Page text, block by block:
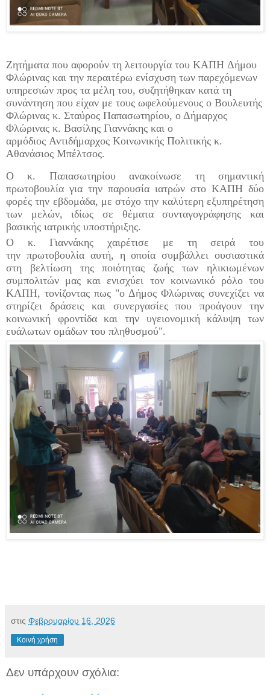
Ζητήματα που αφορούν τη λειτουργία του ΚΑΠΗ Δήμου
Φλώρινας και την περαιτέρω ενίσχυση των παρεχόμενων
υπηρεσιών προς τα μέλη του, συζητήθηκαν κατά τη
συνάντηση που είχαν με τους ωφελούμενους ο Βουλευτής
Φλώρινας κ. Σταύρος Παπασωτηρίου, ο Δήμαρχος
Φλώρινας κ. Βασίλης Γιαννάκης και ο
αρμόδιος Αντιδήμαρχος Κοινωνικής Πολιτικής κ.
Αθανάσιος Μπέλτσος.
Ο κ. Παπασωτηρίουανακοίνωσε τη σημαντική
πρωτοβουλία για την παρουσία ιατρών στο ΚΑΠΗ δύο
φορές την εβδομάδα, με στόχο την καλύτερη εξυπηρέτηση
των μελών, ιδίως σε θέματασυνταγογράφησης και
βασικής ιατρικής υποστήριξης.
Ο κ. Γιαννάκης χαιρέτισε με τη σειρά του
την πρωτοβουλία αυτή, η οποία συμβάλλει ουσιαστικά
στη βελτίωση της ποιότητας ζωής των ηλικιωμένων
συμπολιτών μας και ενισχύει τον κοινωνικό ρόλο του
ΚΑΠΗ, τονίζοντας πως "οΔήμος Φλώρινας συνεχίζει να
στηρίζει δράσεις και συνεργασίες που προάγουν την
κοινωνική φροντίδα και την υγειονομική κάλυψη των
ευάλωτων ομάδων του πληθυσμού".
στις Φεβρουαρίου 16, 2026
Κοινή χρήση
Δεν υπάρχουν σχόλια: